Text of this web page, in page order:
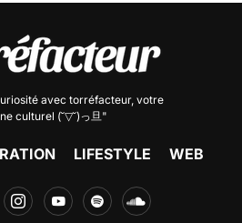
avec torréfacteur, votre
culturel (˘▽˘)っ旦"
LIFESTYLE WEB